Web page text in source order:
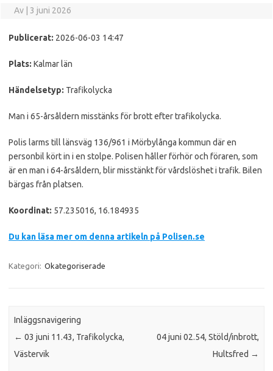
Av 3 juni 2026
Publicerat: 2026-06-03 14:47
Plats: Kalmar län
Händelsetyp: Trafikolycka
Man i 65-årsåldern misstänks för brott efter trafikolycka.
Polis larms till länsväg 136/961 i Mörbylånga kommun där en
personbil kört in i en stolpe. Polisen håller förhör och föraren, som
är en man i 64-årsåldern, blir misstänkt för vårdslöshet i trafik. Bilen
bärgas från platsen.
Koordinat: 57.235016, 16.184935
Du kan läsa mer om denna artikeln på Polisen.se
Kategori: Okategoriserade
Inläggsnavigering
← 03 juni 11.43, Trafikolycka,
Västervik
04 juni 02.54, Stöld/inbrott,
Hultsfred →